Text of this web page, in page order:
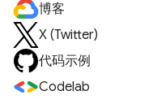
博客
X (Twitter)
代码示例
Codelab